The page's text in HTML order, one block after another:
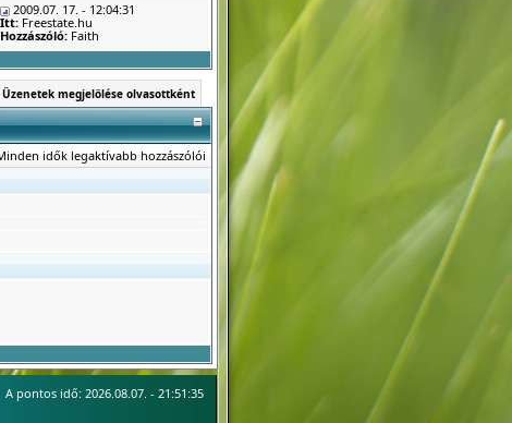
2009.07. 17. - 12:04:31
Itt: Freestate.hu
Hozzászóló: Faith
Üzenetek megjelölése olvasottként
idők legaktívabb hozzászólói
A pontos idő: 2026.08.07. - 21:51:35